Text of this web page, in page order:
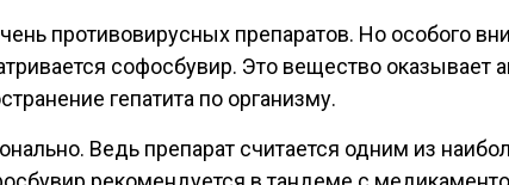
противовирусных препаратов. Но особого
софосбувир. Это вещество оказывает
гепатита по организму.
Ведь препарат считается одним из